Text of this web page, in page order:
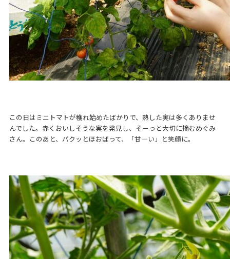
この日はミニトマトが穫れ始めたばかりで、熟した実は多くありませ
んでした。赤くおいしそうな実を発見し、そーっと大切に摘むめぐみ
さん。このあと、パクッとほおばって、「甘―い」と笑顔に。